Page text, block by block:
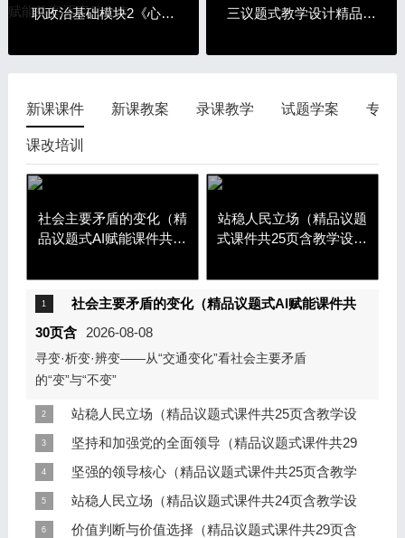
职政治基础模块2《心理
设计精品课件AI赋能教案
三议题式教学设计精品课
新课课件 新课教案 录课教学 试题学案 专题
课改培训
社会主要矛盾的变化（精
品议题式AI赋能课件共30
频）
站稳人民立场（精品议题
式课件共25页含教学设计
社会主要矛盾的变化（精品议题式AI赋能课件共
30页含
2026-08-08
寻变·析变·辨变——从“交通变化”看社会主要矛盾
的“变”与“不变”
站稳人民立场（精品议题式课件共25页含教学设
计逐字 2026-08-01
我是谁——读懂中国共产党的人民情怀
坚持和加强党的全面领导（精品议题式课件共29
页含教 2026-07-30
治国如弈棋，如何走好新时代治国棋局？
坚强的领导核心（精品议题式课件共25页含教学
设计逐 2026-07-13
党何以成为复兴领航核心？
站稳人民立场（精品议题式课件共24页含教学设
计逐字 2026-07-11
价值判断与价值选择（精品议题式课件共29页含